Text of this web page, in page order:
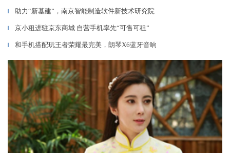
▎ 助力“新基建”，南京智能制造软件新技术研究院
▎ 京小租进驻京东商城 自营手机率先“可售可租”
▎ 和手机搭配玩王者荣耀最完美，朗琴X6蓝牙音响